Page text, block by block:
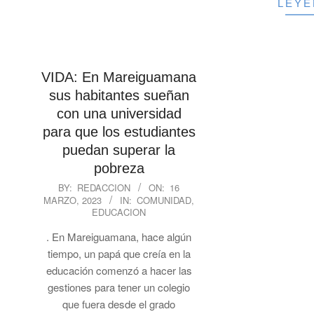
VIDA: En Mareiguamana
sus habitantes sueñan
con una universidad
para que los estudiantes
puedan superar la
pobreza
2023-
03-
BY: REDACCION ON: 16
MARZO, 2023
IN: COMUNIDAD,
EDUCACION
. En Mareiguamana, hace algún
tiempo, un papá que creía en la
educación comenzó a hacer las
gestiones para tener un colegio
que fuera desde el grado